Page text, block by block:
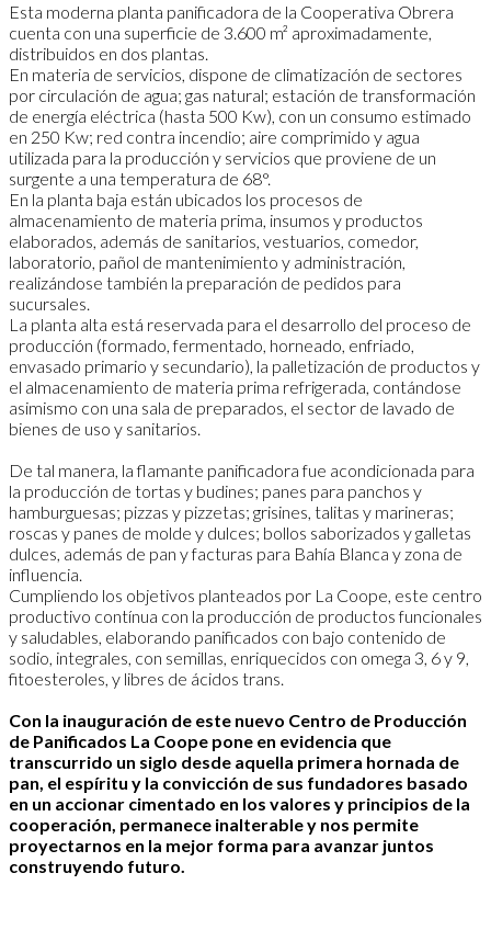
Esta moderna planta panificadora de la Cooperativa Obrera
cuenta con una superficie de 3.600 m² aproximadamente,
distribuidos en dos plantas.
En materia de servicios, dispone de climatización de sectores
por circulación de agua; gas natural; estación de transformación
de energía eléctrica (hasta 500 Kw), con un consumo estimado
en 250 Kw; red contra incendio; aire comprimido y agua
utilizada para la producción y servicios que proviene de un
surgente a una temperatura de 68°.
En la planta baja están ubicados los procesos de
almacenamiento de materia prima, insumos y productos
elaborados, además de sanitarios, vestuarios, comedor,
laboratorio, pañol de mantenimiento y administración,
realizándose también la preparación de pedidos para
sucursales.
La planta alta está reservada para el desarrollo del proceso de
producción (formado, fermentado, horneado, enfriado,
envasado primario y secundario), la palletización de productos y
el almacenamiento de materia prima refrigerada, contándose
asimismo con una sala de preparados, el sector de lavado de
bienes de uso y sanitarios.
De tal manera, la flamante panificadora fue acondicionada para
la producción de tortas y budines; panes para panchos y
hamburguesas; pizzas y pizzetas; grisines, talitas y marineras;
roscas y panes de molde y dulces; bollos saborizados y galletas
dulces, además de pan y facturas para Bahía Blanca y zona de
influencia.
Cumpliendo los objetivos planteados por La Coope, este centro
productivo contínua con la producción de productos funcionales
y saludables, elaborando panificados con bajo contenido de
sodio, integrales, con semillas, enriquecidos con omega 3, 6 y 9,
fitoesteroles, y libres de ácidos trans.
Con la inauguración de este nuevo Centro de Producción
de Panificados La Coope pone en evidencia que
transcurrido un siglo desde aquella primera hornada de
pan, el espíritu y la convicción de sus fundadores basado
en un accionar cimentado en los valores y principios de la
cooperación, permanece inalterable y nos permite
proyectarnos en la mejor forma para avanzar juntos
construyendo futuro.